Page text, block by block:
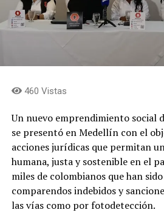
460 Vistas
Un nuevo emprendimiento social
se presentó en Medellín con el
acciones jurídicas que permitan
humana, justa y sostenible en el
miles de colombianos que han
comparendos indebidos y
las vías como por fotodetección.